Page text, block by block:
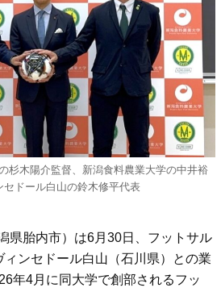
杉木陽介監督、新潟食料農業大学の中井裕
セドール白山の鈴木修平代表
県胎内市）は6月30日、フットサル
ンセドール白山（石川県）との業
年4月に同大学で創部されるフッ